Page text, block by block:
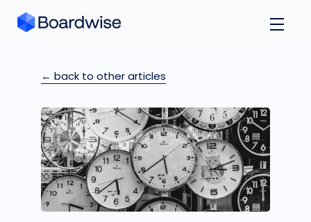
← back to other articles